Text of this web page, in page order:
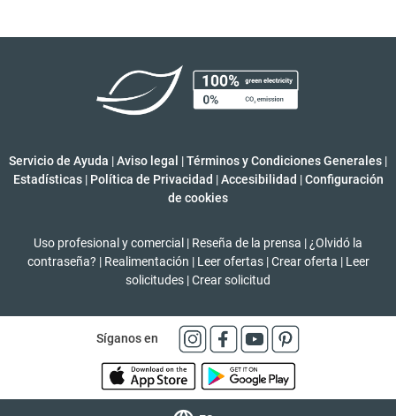
Servicio de Ayuda |Aviso legal |Términos y Condiciones Generales |
Estadísticas | Política de Privacidad | Accesibilidad | Configuración
de cookies
Uso profesional y comercial | Reseña de la prensa | ¿Olvidó la
contraseña? | Realimentación | Leer ofertas | Crear oferta | Leer
solicitudes |Crear solicitud
Síganos en